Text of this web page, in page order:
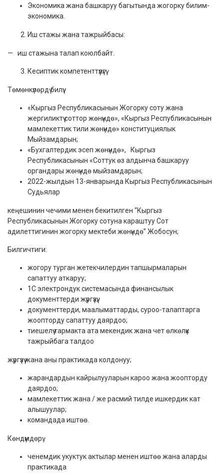
Экономика жана башкаруу багытында жогорку билим-
экономика.
Иш стажы жана тажрыйбасы:
— иш стажына талап коюлбайт.
Кесиптик компетенттүүлүгү:
Төмөнкүлөрдү билүү:
«Кыргыз Республикасынын Жогорку соту жана
жергиликтүү соттор жөнүндө», «Кыргыз Республикасынын
мамлекеттик тили жөнүндө» конституциялык
Мыйзамдарын;
«Бухгалтердик эсеп жөнүндө», Кыргыз
Республикасынын «Соттук өз алдынча башкаруу
органдары жөнүндө мыйзамдарын;
2022-жылдын 13-январында Кыргыз Республикасынын
Судьялар
кеңешинин чечими менен бекитилген “Кыргыз
Республикасынын Жогорку сотуна караштуу Сот
адилеттигинин жогорку мектеби жөнүндө” Жобосун;
Билгичтиги:
жогору турган жетекчилердин тапшырмаларын
сапаттуу аткаруу;
1С электрондук системасында финансылык
документтерди жүргүзүү;
документтерди, маалыматтарды, суроо-талаптарга
жоопторду сапаттуу даярдоо;
тиешелүү тармакта ата мекендик жана чет өлкөлүк
тажрыйбага талдоо
жүргүзүү жана аны практикада колдонуу;
жарандардын кайрылууларын кароо жана жоопторду
даярдоо;
мамлекеттик жана / же расмий тилде ишкердик кат
алышуулар;
командада иштөө.
Көндүмдөрү:
ченемдик укуктук актылар менен иштөө жана аларды
практикада